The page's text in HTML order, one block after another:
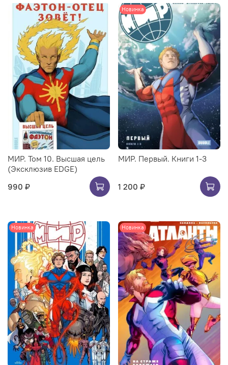
МИР. Том 10. Высшая цель
(Эксклюзив EDGE)
990 ₽
Новинка
МИР. Первый. Книги 1-3
1 200 ₽
Новинка Новинка